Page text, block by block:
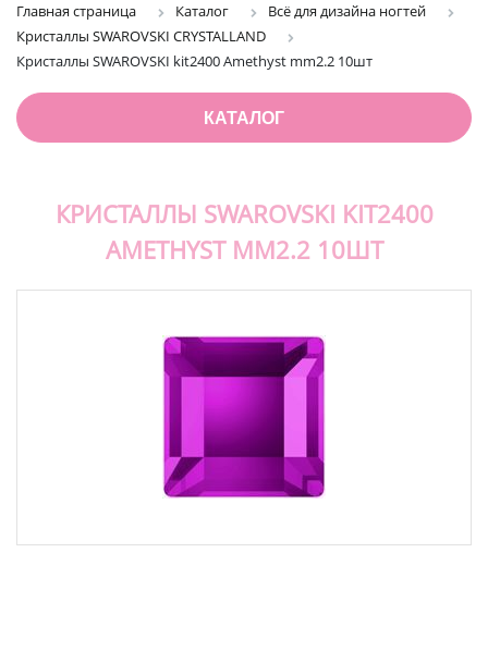
Главная страница Каталог
Всё для дизайна ногтей
Кристаллы SWAROVSKI CRYSTALLAND
Кристаллы SWAROVSKI kit2400 Amethyst mm2.2 10шт
КАТАЛОГ
КРИСТАЛЛЫ SWAROVSKI KIT2400
AMETHYST MM2.2 10ШТ